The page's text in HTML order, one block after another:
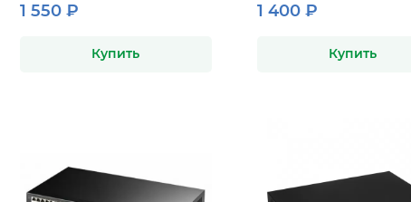
1 550 ₽
Купить
1 400 ₽
Купить